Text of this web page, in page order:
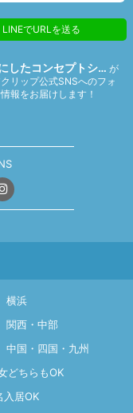
LINEでURLを送る
したコンセプトシ… が
リップ公式SNSへのフォ
報をお届けします！
横浜
関西・中部
中国・四国・九州
どちらもOK
入居OK